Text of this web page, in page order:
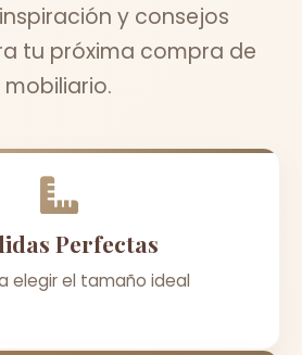
y consejos
tu próxima compra de
mobiliario.
Perfectas
elegir el tamaño ideal